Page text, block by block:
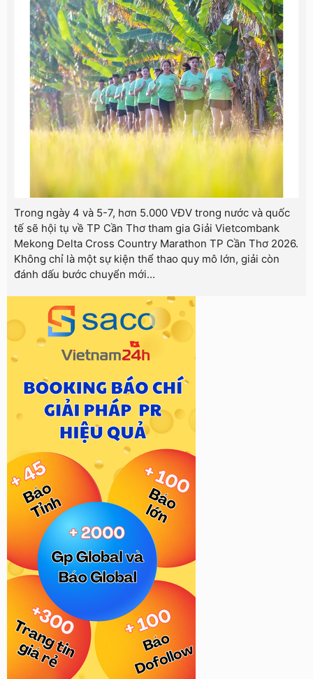
Trong ngày 4 và 5-7, hơn 5.000 VĐV trong nước và quốc
tế sẽ hội tụ về TP Cần Thơ tham gia Giải Vietcombank
Mekong Delta Cross Country Marathon TP Cần Thơ 2026.
Không chỉ là một sự kiện thể thao quy mô lớn, giải còn
đánh dấu bước chuyển mới...